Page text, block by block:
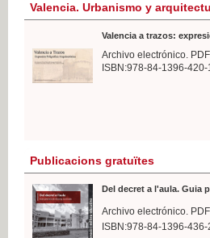
Valencia. Urbanismo y
Valencia a trazos:
Archivo electrónico.
ISBN:978-84-1396-420-
Publicacions gratuïtes
Del decret a l'aula. Guia
Archivo electrónico.
ISBN:978-84-1396-436-